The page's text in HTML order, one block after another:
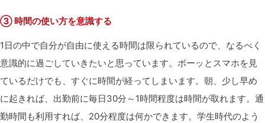
③ 時間の使い方を意識する
1日の中で自分が自由に使える時間は限られているので、なるべく
意識的に過ごしていきたいと思っています。ボーッとスマホを見
ているだけでも、すぐに時間が経ってしまいます。朝、少し早め
に起きれば、出勤前に毎日30分～1時間程度は時間が取れます。通
勤時間も利用すれば、20分程度は何かできます。学生時代のよう